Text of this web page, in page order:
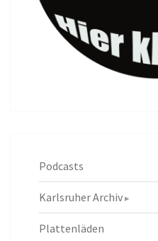
Podcasts
Karlsruher Archiv
Plattenläden